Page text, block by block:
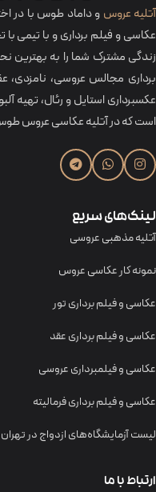
آتلیه عروس و داماد طوس با در
عکاسی و فیلم برداری و با تیمی
زندگی مشترک شما را به
برداری مجالس عروسی، نامزدی،
عکسبرداری استایل و رئال، تهیه
است که در آتلیه عکاسی عروس
لینک‌های سریع
آتلیه مذهبی عروسی
نمونه کار عکاسی عروس
عکاسی و فیلم برداری تور
عکاسی و فیلم برداری عقد
عکاسی و فیلمبرداری عروسی
عکاسی و فیلم برداری فرمالیته
لیست آزمایشگاه‌های ازدواج در تهران
ارتباط با ما